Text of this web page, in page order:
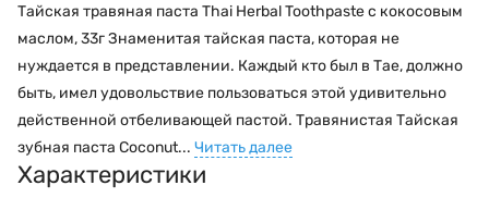
Тайская травяная паста Thai Herbal Toothpaste с кокосовым
маслом, 33г Знаменитая тайская паста, которая не
нуждается в представлении. Каждый кто был в Тае, должно
быть, имел удовольствие пользоваться этой удивительно
действенной отбеливающей пастой. Травянистая Тайская
зубная паста Coconut... Читать далее
Характеристики